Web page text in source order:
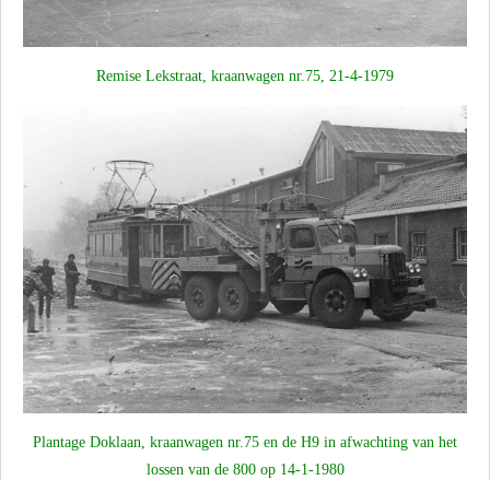
Remise Lekstraat, kraanwagen nr.75, 21-4-1979
Plantage Doklaan, kraanwagen nr.75 en de H9 in afwachting van het
lossen van de 800 op 14-1-1980